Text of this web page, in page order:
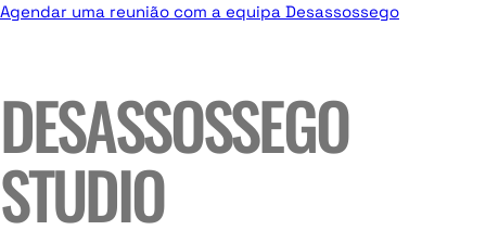
Agendar uma reunião com a equipa Desassossego
DESASSOSSEGO
STUDIO